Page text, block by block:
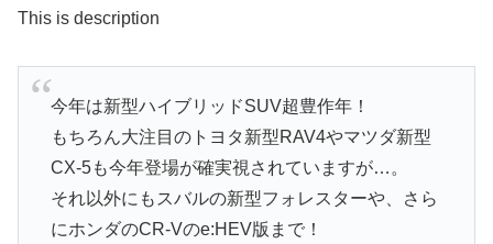
This is description
今年は新型ハイブリッドSUV超豊作年！
もちろん大注目のトヨタ新型RAV4やマツダ新型
CX-5も今年登場が確実視されていますが…。
それ以外にもスバルの新型フォレスターや、さら
にホンダのCR-Vのe:HEV版まで！